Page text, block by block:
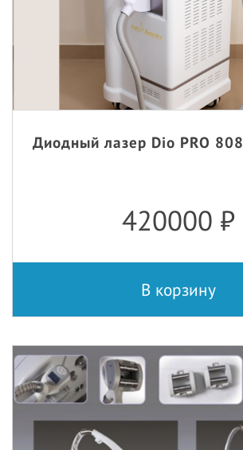
Диодный лазер Dio PRO 808
420000 ₽
В корзину